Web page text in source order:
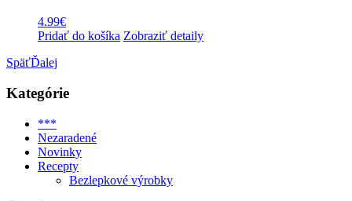
4.99€
Pridať do košíka Zobraziť detaily
SpäťĎalej
Kategórie
***
Nezaradené
Novinky
Recepty
Bezlepkové výrobky